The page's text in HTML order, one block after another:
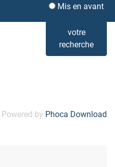
Mis en avant
votre
recherche
Powered by Phoca Download